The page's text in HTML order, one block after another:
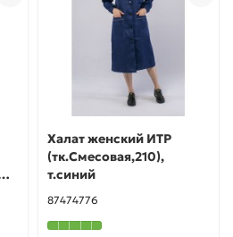
Халат женский ИТР
(тк.Смесовая,210),
т.синий
87474776